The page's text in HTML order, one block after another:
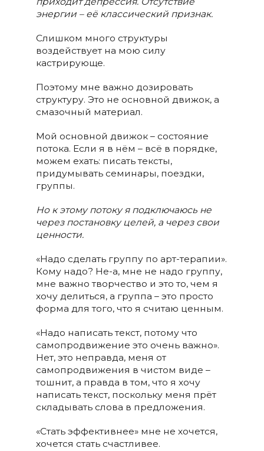
энергии – её классический признак.
Слишком много структуры
воздействует на мою силу
кастрирующе.
Поэтому мне важно дозировать
структуру. Это не основной движок, а
смазочный материал.
Мой основной движок – состояние
потока. Если я в нём – всё в порядке,
можем ехать: писать тексты,
придумывать семинары, поездки,
группы.
Но к этому потоку я подключаюсь не
через постановку целей, а через свои
ценности.
«Надо сделать группу по арт-терапии».
Кому надо? Не-а, мне не надо группу,
мне важно творчество и это то, чем я
хочу делиться, а группа – это просто
форма для того, что я считаю ценным.
«Надо написать текст, потому что
самопродвижение это очень важно».
Нет, это неправда, меня от
самопродвижения в чистом виде –
тошнит, а правда в том, что я хочу
написать текст, поскольку меня прёт
складывать слова в предложения.
«Стать эффективнее» мне не хочется,
хочется стать счастливее.